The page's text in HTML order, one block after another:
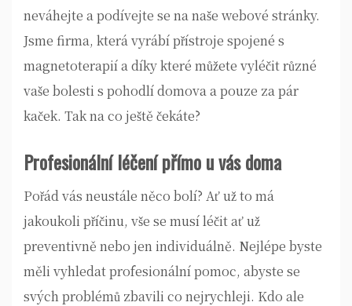
neváhejte a podívejte se na naše webové stránky.
Jsme firma, která vyrábí přístroje spojené s
magnetoterapiía díky které můžete vyléčit různé
vaše bolesti s pohodlí domova a pouze za pár
kaček. Tak na co ještě čekáte?
Profesionální léčení přímo u vás doma
Pořád vás neustále něco bolí? Ať už to má
jakoukoli příčinu, vše se musí léčit ať už
preventivně nebo jen individuálně. Nejlépe byste
měli vyhledat profesionální pomoc, abyste se
svých problémů zbavili co nejrychleji. Kdo ale